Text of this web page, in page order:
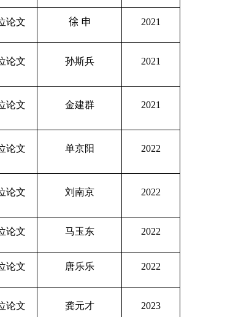
论文 徐 申 2021
论文 孙斯兵 2021
论文 金建群 2021
论文 单京阳 2022
论文 刘南京 2022
论文 马玉东 2022
论文 唐乐乐 2022
论文 龚元才 2023